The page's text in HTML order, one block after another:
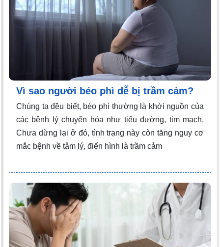
Vì sao người béo phì dễ bị trầm cảm?
Chúng ta đều biết, béo phì thường là khởi nguồn của
các bệnh lý chuyển hóa như tiểu đường, tim mạch.
Chưa dừng lại ở đó, tình trạng này còn tăng nguy cơ
mắc bệnh về tâm lý, điển hình là trầm cảm